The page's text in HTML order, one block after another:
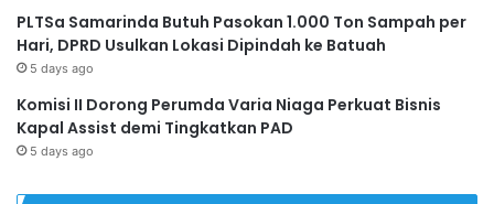
PLTSa Samarinda Butuh Pasokan 1.000 Ton Sampah per
Hari, DPRD Usulkan Lokasi Dipindah ke Batuah
5 days ago
Komisi II Dorong Perumda Varia Niaga Perkuat Bisnis
Kapal Assist demi Tingkatkan PAD
5 days ago